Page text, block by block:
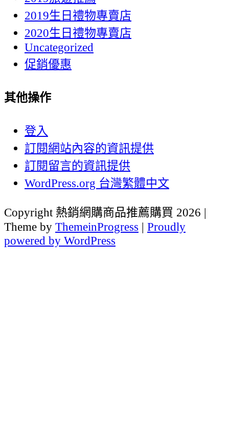
2019生日禮物專賣店
2020生日禮物專賣店
Uncategorized
促銷優惠
其他操作
登入
訂閱網站內容的資訊提供
訂閱留言的資訊提供
WordPress.org 台灣繁體中文
Copyright 熱銷網購商品推薦購買 2026 |
Theme by ThemeinProgress | Proudly
powered by WordPress